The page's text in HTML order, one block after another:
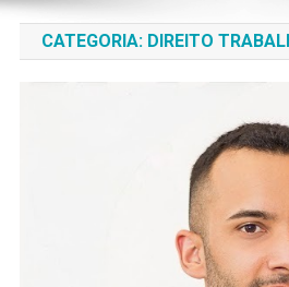
CATEGORIA: DIREITO